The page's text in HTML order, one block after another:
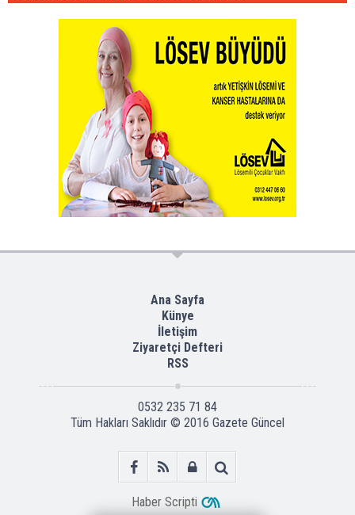
Ana Sayfa
Künye
İletişim
Ziyaretçi Defteri
RSS
0532 235 71 84
Tüm Hakları Saklıdır © 2016 Gazete Güncel
Haber Scripti